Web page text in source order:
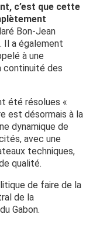
c’est que cette
Bon-Jean
Il a également
à une
continuité des
été résolues «
est désormais à la
dynamique de
avec une
techniques,
qualité.
de faire de la
de la
Gabon.